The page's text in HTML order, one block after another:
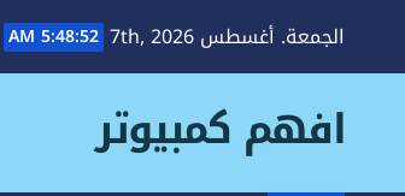
الجمعة. أغسطس 7th, 2026 5:48:53 AM
افهم كمبيوتر